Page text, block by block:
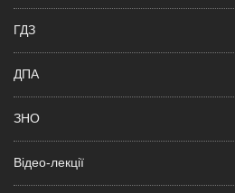
ГДЗ
ДПА
ЗНО
Відео-лекції